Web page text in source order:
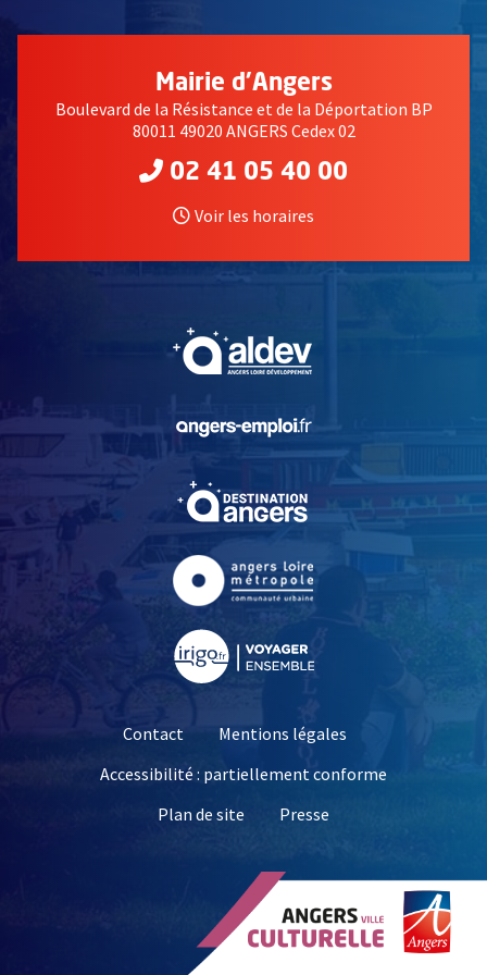
Mairie d'Angers
Boulevard de la Résistance et de la Déportation BP
80011 49020 ANGERS Cedex 02
02 41 05 40 00
Voir les horaires
, Ouvre une nouvelle
, Ouvre une nouvelle
Contact
Mentions légales
Accessibilité : partiellement conforme
Plan de site
Presse